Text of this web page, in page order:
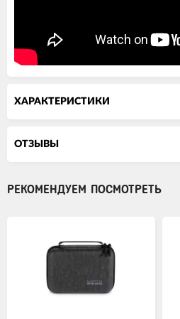
ХАРАКТЕРИСТИКИ
ОТЗЫВЫ
РЕКОМЕНДУЕМ ПОСМОТРЕТЬ